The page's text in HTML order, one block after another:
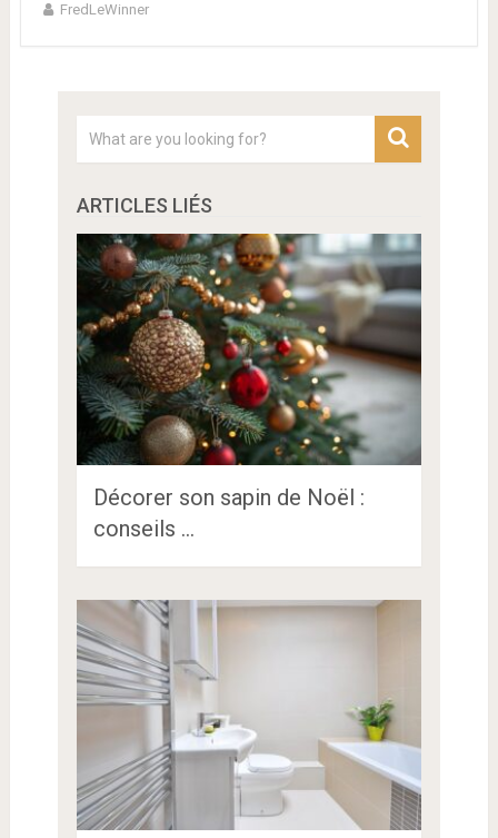
FredLeWinner
ARTICLES LIÉS
Décorer son sapin de Noël :
conseils …